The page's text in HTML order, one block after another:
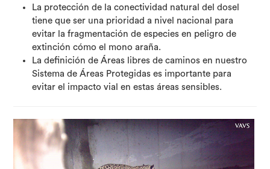
La protección de la conectividad natural del dosel
tiene que ser una prioridad a nivel nacional para
evitar la fragmentación de especies en peligro de
extinción cómo el mono araña.
La definición de Áreas libres de caminos en nuestro
Sistema de Áreas Protegidas es importante para
evitar el impacto vial en estas áreas sensibles.